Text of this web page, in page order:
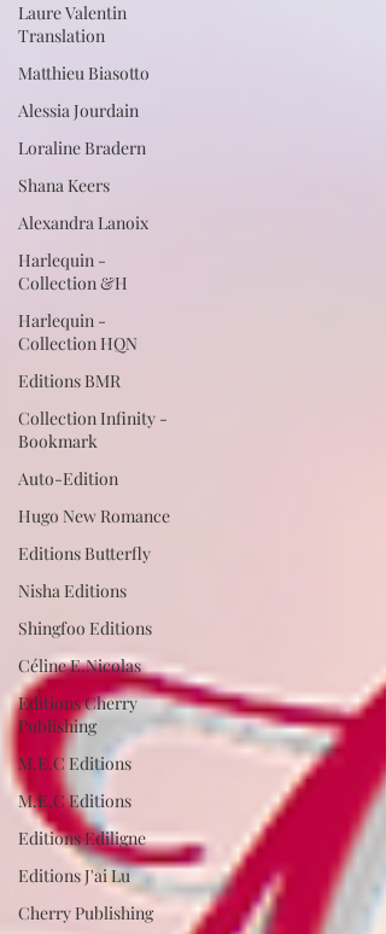
Laure Valentin
Translation
Matthieu Biasotto
Alessia Jourdain
Loraline Bradern
Shana Keers
Alexandra Lanoix
Harlequin -
Collection &H
Harlequin -
Collection HQN
Editions BMR
Collection Infinity -
Bookmark
Auto-Edition
Hugo New Romance
Editions Butterfly
Nisha Editions
Shingfoo Editions
Céline E.Nicolas
Editions Cherry
Publishing
M.E.C Editions
M.E.C Editions
Editions Ediligne
Editions J'ai Lu
Cherry Publishing